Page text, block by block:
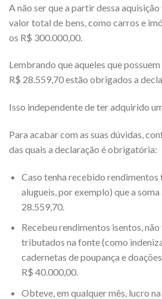
A não ser que a partir dessa
valor total de bens, como carros e
os R$ 300.000,00.
Lembrando que aqueles que
R$ 28.559,70 estão obrigados a
Isso independente de ter adquirido
Para acabar com as suas dúvidas,
das quais a declaração é obrigatória:
Caso tenha recebido
alugueis, por exemplo) que a
28.559,70.
Recebeu rendimentos isentos,
tributados na fonte (como
cadernetas de poupança e
R$ 40.000,00.
Obteve, em qualquer mês, lucro